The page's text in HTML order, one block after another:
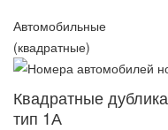
Автомобильные
(квадратные)
Квадратные
тип 1А